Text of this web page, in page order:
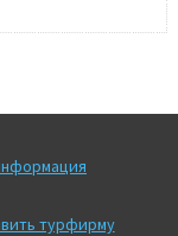
турфирму